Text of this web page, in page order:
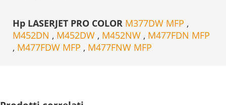
Hp LASERJET PRO COLOR M377DW MFP ,
M452DN , M452DW , M452NW , M477FDN MFP
, M477FDW MFP , M477FNW MFP